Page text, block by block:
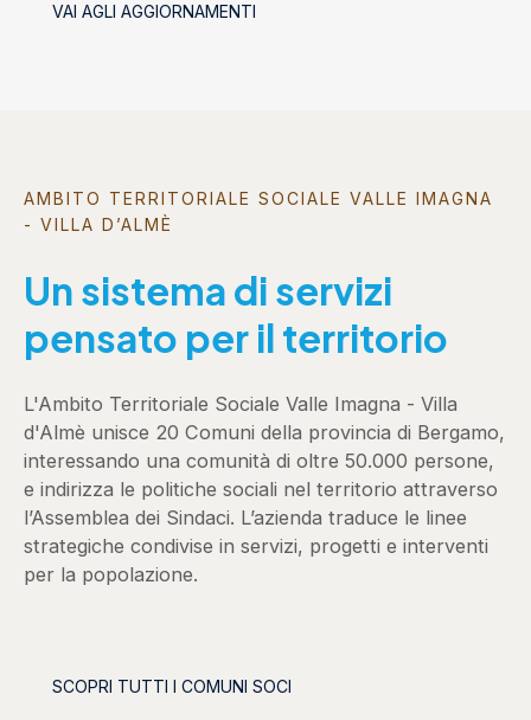
VAI AGLI AGGIORNAMENTI
AMBITO TERRITORIALE SOCIALE VALLE IMAGNA
- VILLA D’ALMÈ
Un sistema di servizi
pensato per il territorio
L'Ambito Territoriale Sociale Valle Imagna - Villa
d'Almè unisce 20 Comuni della provincia di Bergamo,
interessando una comunità di oltre 50.000 persone,
e indirizza le politiche sociali nel territorio attraverso
l’Assemblea dei Sindaci. L’azienda traduce le linee
strategiche condivise in servizi, progetti e interventi
per la popolazione.
SCOPRI TUTTI I COMUNI SOCI